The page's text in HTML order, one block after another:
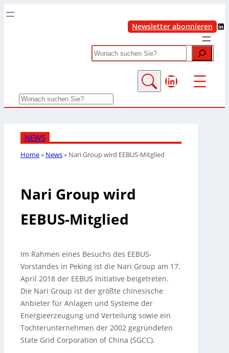
Newsletter abonnieren LinkedIn
Search
LinkedIn
Search
NEWS
Home» News» Nari Group wird EEBUS-Mitglied
Nari Group wird
EEBUS-Mitglied
Im Rahmen eines Besuchs des EEBUS-
Vorstandes in Peking ist die Nari Group am 17.
April 2018 der EEBUS Initiative beigetreten.
Die Nari Group ist der größte chinesische
Anbieter für Anlagen und Systeme der
Energieerzeugung und Verteilung sowie ein
Tochterunternehmen der 2002 gegründeten
State Grid Corporation of China (SGCC).